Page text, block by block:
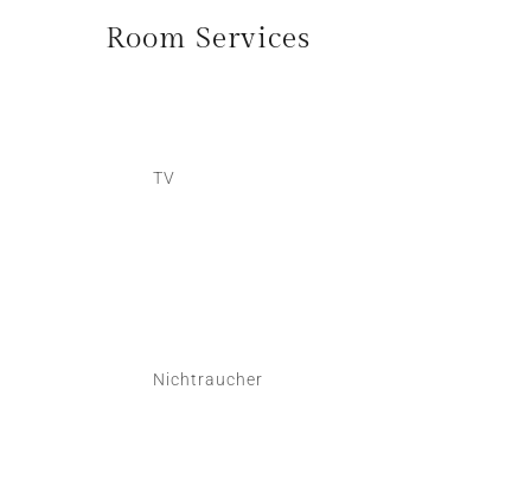
Room Services
TV
Nichtraucher